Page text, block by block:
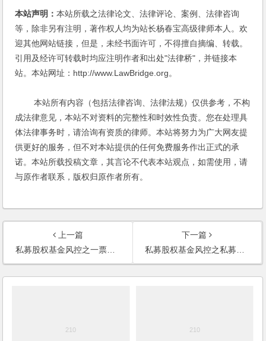
本站声明：本站所载之法律论文、法律评论、案例、法律咨询
等，除非另有注明，著作权人均为站长杨春宝高级律师本人。欢
迎其他网站链接，但是，未经书面许可，不得擅自摘编、转载。
引用及经许可转载时均应注明作者和出处"法律桥"，并链接本
站。本站网址：http://www.LawBridge.org。
本站所有内容（包括法律咨询、法律法规）仅供参考，不构
成法律意见，本站不对资料的完整性和时效性负责。您在处理具
体法律事务时，请洽询有资质的律师。本站将努力为广大网友提
供更好的服务，但不对本站提供的任何免费服务作出正式的承
诺。本站所载投稿文章，其言论不代表本站观点，如需使用，请
与原作者联系，版权归原作者所有。
上一篇
私募股权基金风控之一票否决权条款
下一篇
私募股权基金风控之私募基金宣传推介制度